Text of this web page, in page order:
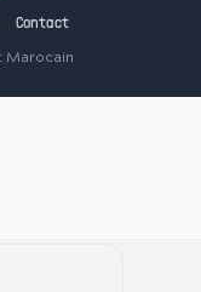
Contact
Marocain